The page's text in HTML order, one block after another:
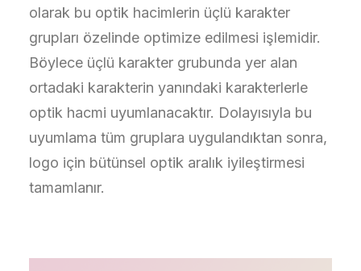
olarak bu optik hacimlerin üçlü karakter
grupları özelinde optimize edilmesi işlemidir.
Böylece üçlü karakter grubunda yer alan
ortadaki karakterin yanındaki karakterlerle
optik hacmi uyumlanacaktır. Dolayısıyla bu
uyumlama tüm gruplara uygulandıktan sonra,
logo için bütünsel optik aralık iyileştirmesi
tamamlanır.